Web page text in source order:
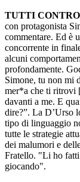
TUTTI
con protagonista
commentare. Ed è
concorrente in
alcuni
profondamente.
Simone, tu non mi
mer*a che ti ritrovi
davanti a me. E
dire?”. La D’Urso
tipo di linguaggio
tutte le strategie
dei malumori e
Fratello. "Li ho fatti
giocando".